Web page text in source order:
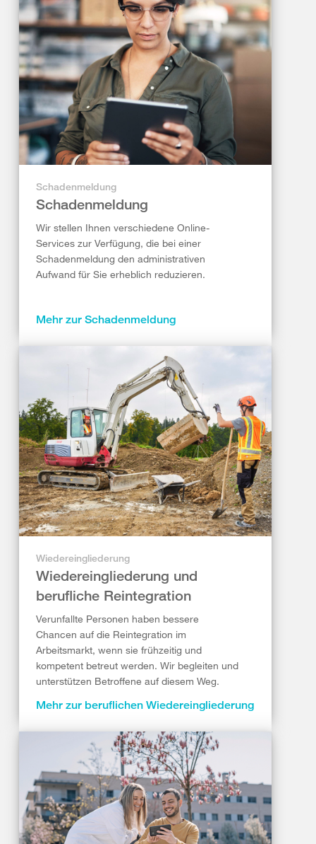
Schadenmeldung
Schadenmeldung
Wir stellen Ihnen verschiedene Online-
Services zur Verfügung, die bei einer
Schadenmeldung den administrativen
Aufwand für Sie erheblich reduzieren.
Mehr zur Schadenmeldung
Wiedereingliederung
Wiedereingliederung und
berufliche Reintegration
Verunfallte Personen haben bessere
Chancen auf die Reintegration im
Arbeitsmarkt, wenn sie frühzeitig und
kompetent betreut werden. Wir begleiten und
unterstützen Betroffene auf diesem Weg.
Mehr zur beruflichen Wiedereingliederung